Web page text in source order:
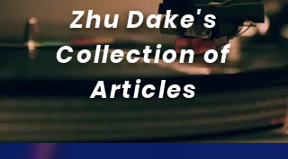
Zhu Dake's
Collection of
Articles